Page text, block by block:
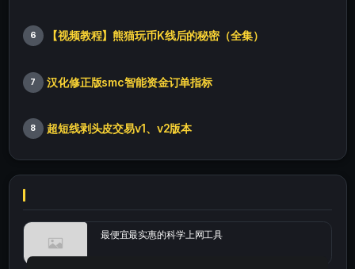
6 【视频教程】熊猫玩币K线后的秘密（全集）
7 汉化修正版smc智能资金订单指标
8 超短线剥头皮交易v1、v2版本
最便宜最实惠的科学上网工具